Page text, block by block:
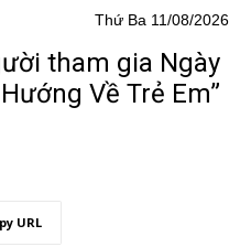
Thứ Ba 11/08/2026
tham gia Ngày
Về Trẻ Em”
URL